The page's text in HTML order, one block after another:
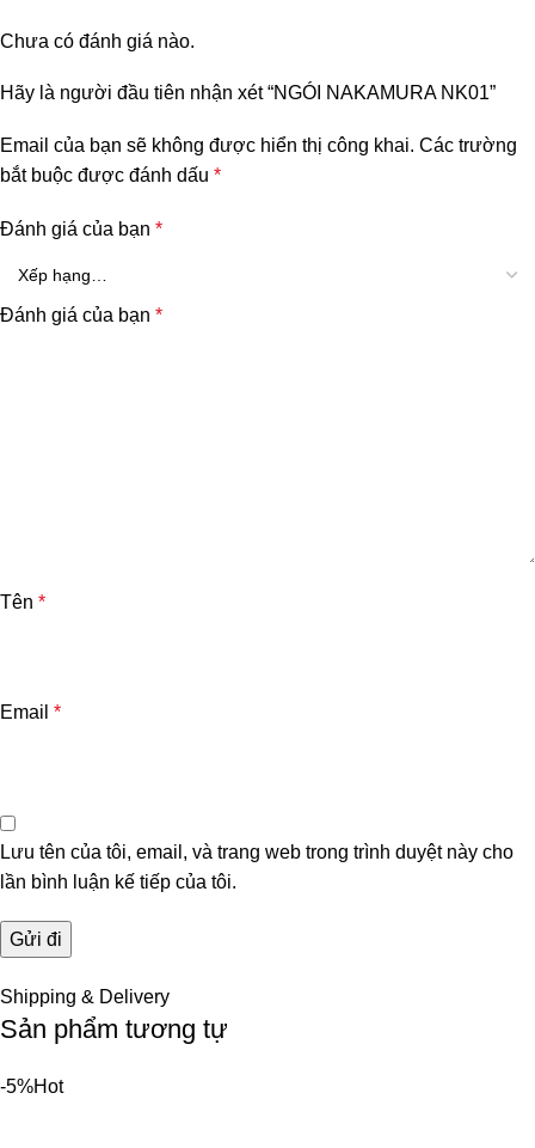
Chưa có đánh giá nào.
Hãy là người đầu tiên nhận xét “NGÓI NAKAMURA NK01”
Email của bạn sẽ không được hiển thị công khai. Các trường
bắt buộc được đánh dấu *
Đánh giá của bạn *
Đánh giá của bạn *
Tên *
Email *
Lưu tên của tôi, email, và trang web trong trình duyệt này cho
lần bình luận kế tiếp của tôi.
Shipping & Delivery
Sản phẩm tương tự
-5%Hot